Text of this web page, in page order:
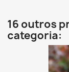
16 outros
categoria: